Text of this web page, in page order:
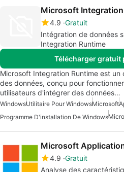
Microsoft
4.9 Gratuit
Intégration de données
Integration Runtime
Télécharger gratuit
Microsoft Integration Runtime est un
des données, conçu pour
utilisateurs d'intégrer des données…
WindowsUtilitaire Pour WindowsMicrosoft
Programme D'installation De Windows
Microsoft
4.9 Gratuit
Analyse des